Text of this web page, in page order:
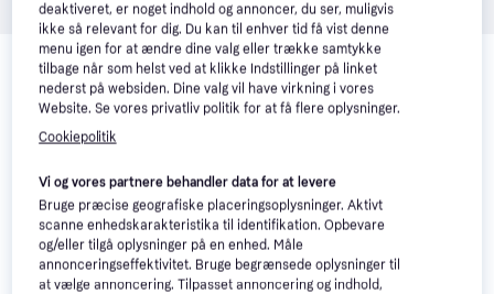
Relaterede produkter
Se vores forslag til andre produkter, der matcher dine
interesser. Vis alle
Ezydog Life Jacket S
deaktiveret, er noget indhold og annoncer, du ser, muligvis
ikke så relevant for dig. Du kan til enhver tid få vist denne
menu igen for at ændre dine valg eller trække samtykke
tilbage når som helst ved at klikke Indstillinger på linket
nederst på websiden. Dine valg vil have virkning i vores
Website. Se vores privatliv politik for at få flere oplysninger.
Cookiepolitik
Vi og vores partnere behandler data for at levere
Bruge præcise geografiske placeringsoplysninger. Aktivt
scanne enhedskarakteristika til identifikation. Opbevare
og/eller tilgå oplysninger på en enhed. Måle
annonceringseffektivitet. Bruge begrænsede oplysninger til
at vælge annoncering. Tilpasset annoncering og indhold,